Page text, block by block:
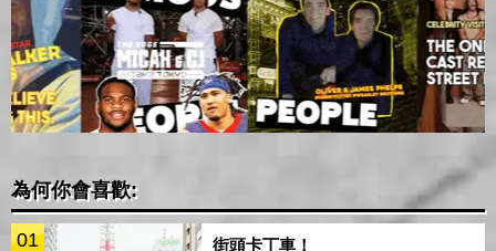
為何你會喜歡:
01 街頭卡丁車！